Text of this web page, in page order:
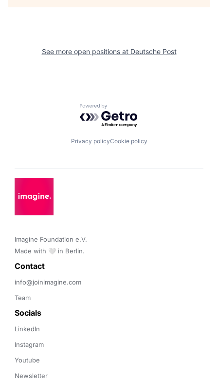
See more open positions at Deutsche Post
Powered by Getro.com
Privacy policyCookie policy
Imagine Foundation e.V.
Made with 🤍 in Berlin.
Contact
info@joinimagine.com
Team
Socials
LinkedIn
Instagram
Youtube
Newsletter